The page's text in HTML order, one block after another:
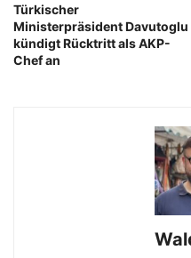
Türkischer
Ministerpräsident Davutoglu
kündigt Rücktritt als AKP-
Chef an